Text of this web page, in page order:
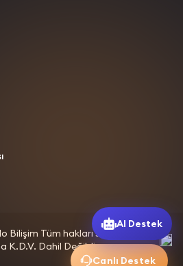
Tüm hakları saklıdır.
K.D.V. Dahil Değildir.
Canlı Destek
AI Destek